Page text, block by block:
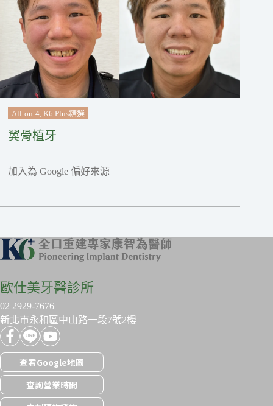
All-on-4 ,K6 Plus精選
翼骨植牙
加入為 Google 偏好來源
歐仕美牙醫診所
02 2929-7676
新北市永和區中山路一段7號2樓
查看Google地圖
查詢營業時間